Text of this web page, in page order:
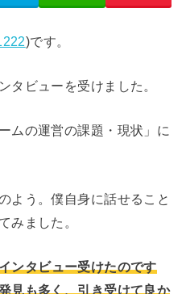
)です。
タビューを受けました。
ムの運営の課題・現状」に
よう。僕自身に話せること
みました。
ンタビュー受けたのです
見も多く、引き受けて良か